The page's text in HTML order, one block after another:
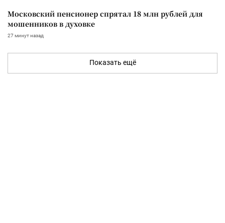
Московский пенсионер спрятал 18 млн рублей для
мошенников в духовке
27 минут назад
Показать ещё